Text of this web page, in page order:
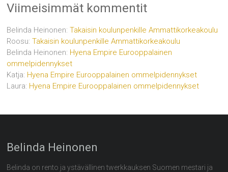
Viimeisimmät kommentit
Belinda Heinonen:Takaisin koulunpenkille Ammattikorkeakoulu
Roosu:Takaisin koulunpenkille Ammattikorkeakoulu
Belinda Heinonen: Hyena Empire Eurooppalainen
ommelpidennykset
Katja: Hyena Empire Eurooppalainen ommelpidennykset
Laura: Hyena Empire Eurooppalainen ommelpidennykset
Belinda Heinonen
Belinda on rento ja ystävällinen twerkkauksen Suomen mestari ja